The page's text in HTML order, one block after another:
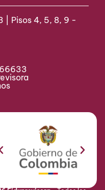
Implementación
producto Patrimonios
de entidades en
operaciones de la Oficina de
procedimiento de
e implementación de
de planeación 2006-
de Modelo de
Paz del
| Pisos 4, 5, 8, 9 -